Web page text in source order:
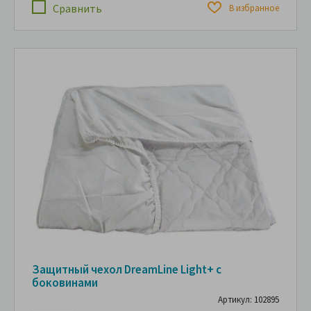
Сравнить В избранное
Защитный чехол DreamLine Light+ с
боковинами
Артикул: 102895